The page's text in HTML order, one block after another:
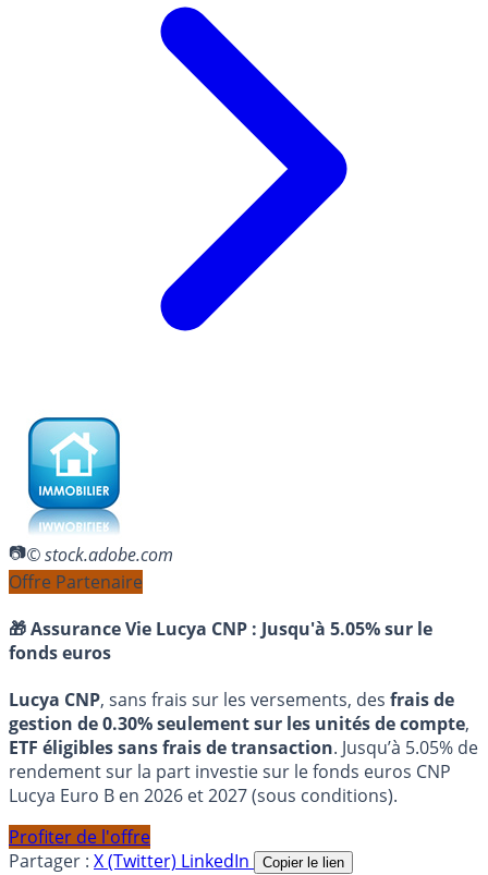
© stock.adobe.com
Offre Partenaire
🎁 Assurance Vie Lucya CNP : Jusqu'à 5.05% sur le
fonds euros
Lucya CNP, sans frais sur les versements, des frais de
gestion de 0.30% seulement sur les unités de compte,
ETF éligibles sans frais de transaction. Jusqu’à 5.05% de
rendement sur la part investie sur le fonds euros CNP
Lucya Euro B en 2026 et 2027 (sous conditions).
Profiter de l'offre
Partager : X (Twitter) LinkedIn Copier le lien